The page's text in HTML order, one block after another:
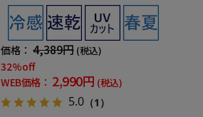
価格： 4,389円 (税込)
32%off
WEB価格： 2,990円 (税込)
5.0 （1）